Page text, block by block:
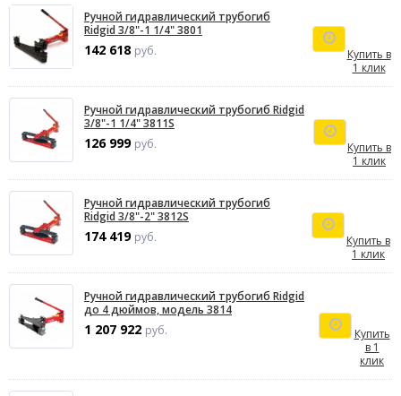
Ручной гидравлический трубогиб
Ridgid 3/8"-1 1/4" 3801
142 618 руб.
Купить в
1 клик
Ручной гидравлический трубогиб Ridgid
3/8"-1 1/4" 3811S
126 999 руб.
Купить в
1 клик
Ручной гидравлический трубогиб
Ridgid 3/8"-2" 3812S
174 419 руб.
Купить в
1 клик
Ручной гидравлический трубогиб Ridgid
до 4 дюймов, модель 3814
1 207 922 руб.
Купить
в 1
клик